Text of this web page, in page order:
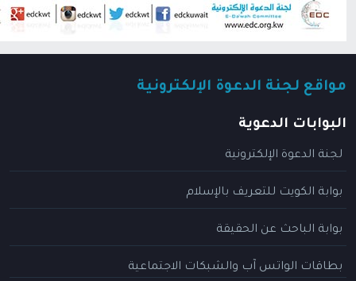
مواقع لجنة الدعوة الإلكترونية
البوابات الدعوية
لجنة الدعوة الإلكترونية
بوابة الكويت للتعريف بالإسلام
بوابة الباحث عن الحقيقة
بطاقات الواتس آب والشبكات الاجتماعية